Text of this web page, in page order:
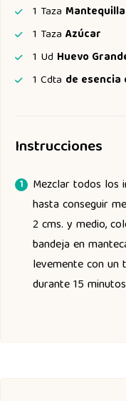
1 Taza
1 Taza Azúcar
1 Ud Huevo
1 Cdta de esencia
Instrucciones
Mezclar todos los
hasta conseguir
2 cms. y medio,
bandeja en
levemente con un
durante 15